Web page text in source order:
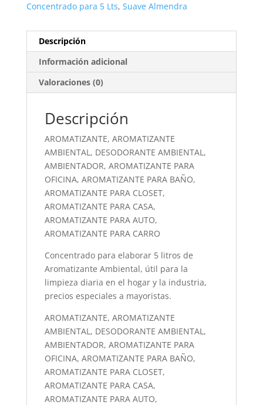
Concentrado para 5 Lts, Suave Almendra
Descripción
Información adicional
Valoraciones (0)
Descripción
AROMATIZANTE, AROMATIZANTE
AMBIENTAL, DESODORANTE AMBIENTAL,
AMBIENTADOR, AROMATIZANTE PARA
OFICINA, AROMATIZANTE PARA BAÑO,
AROMATIZANTE PARA CLOSET,
AROMATIZANTE PARA CASA,
AROMATIZANTE PARA AUTO,
AROMATIZANTE PARA CARRO
Concentrado para elaborar 5 litros de
Aromatizante Ambiental, útil para la
limpieza diaria en el hogar y la industria,
precios especiales a mayoristas.
AROMATIZANTE, AROMATIZANTE
AMBIENTAL, DESODORANTE AMBIENTAL,
AMBIENTADOR, AROMATIZANTE PARA
OFICINA, AROMATIZANTE PARA BAÑO,
AROMATIZANTE PARA CLOSET,
AROMATIZANTE PARA CASA,
AROMATIZANTE PARA AUTO,